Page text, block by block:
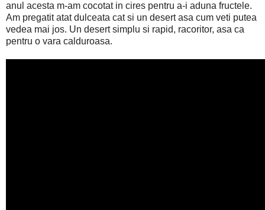
anul acesta m-am cocotat in cires pentru a-i aduna fructele.
Am pregatit atat dulceata cat si un desert asa cum veti putea
vedea mai jos. Un desert simplu si rapid, racoritor, asa ca
pentru o vara calduroasa.